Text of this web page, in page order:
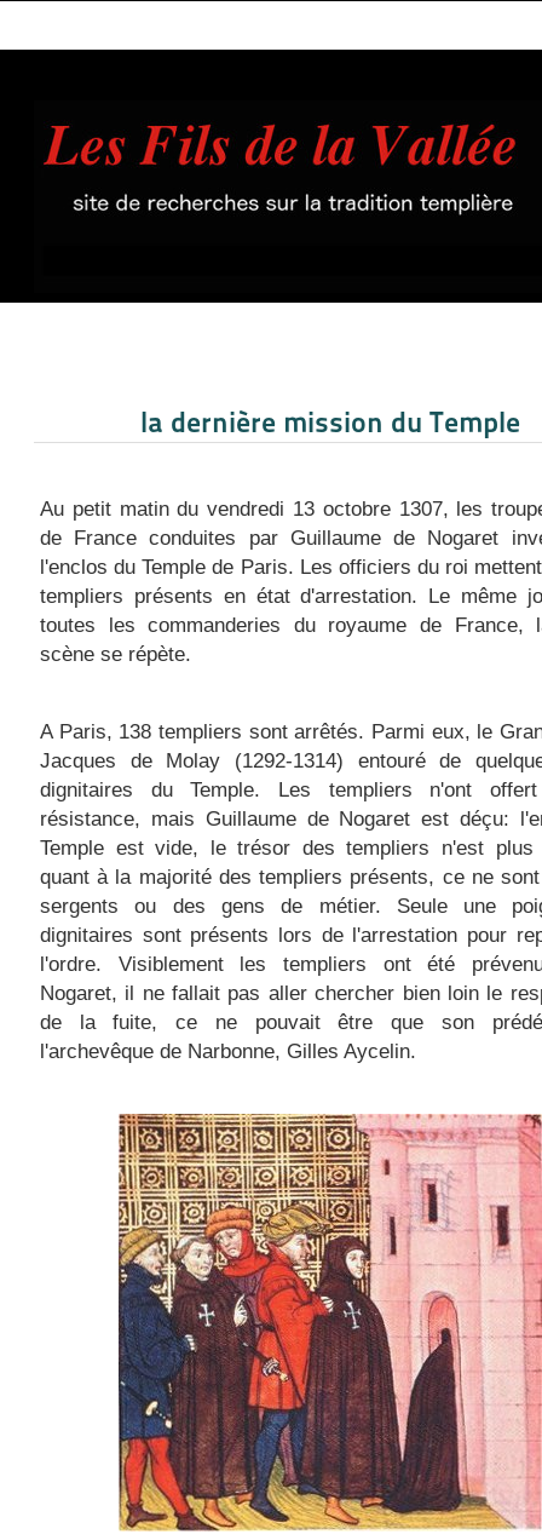
la dernière mission du Temple
Au petit matin du vendredi 13 octobre 1307, les
de France conduites par Guillaume de Nogaret
l'enclos du Temple de Paris. Les officiers du roi
templiers présents en état d'arrestation. Le même
toutes les commanderies du royaume de France,
scène se répète.
A Paris, 138 templiers sont arrêtés. Parmi eux, le
Jacques de Molay (1292-1314) entouré de
dignitaires du Temple. Les templiers n'ont
résistance, mais Guillaume de Nogaret est déçu:
Temple est vide, le trésor des templiers n'est
quant à la majorité des templiers présents, ce ne
sergents ou des gens de métier. Seule une
dignitaires sont présents lors de l'arrestation pour
l'ordre. Visiblement les templiers ont été
Nogaret, il ne fallait pas aller chercher bien loin le
de la fuite, ce ne pouvait être que son
l'archevêque de Narbonne, Gilles Aycelin.